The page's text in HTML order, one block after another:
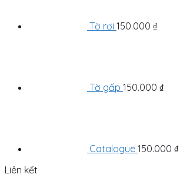
Tờ rơi 150.000 ₫
Tờ gấp 150.000 ₫
Catalogue 150.000 ₫
Liên kết